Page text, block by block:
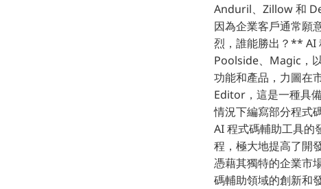
Anduril、Zillow 和
因為企業客戶通常願
烈，誰能勝出？** AI
Poolside、Magic，
功能和產品，力圖在
Editor，這是一種具
情況下編寫部分程式
AI 程式碼輔助工具的
程，極大地提高了開
憑藉其獨特的企業市
碼輔助領域的創新和